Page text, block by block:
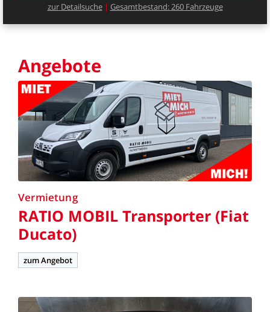
zur Detailsuche | Gesamtbestand:260 Fahrzeuge
Angebote
Vermietung
RATIO MOBIL Transporter (Fiat
Ducato)
zum Angebot